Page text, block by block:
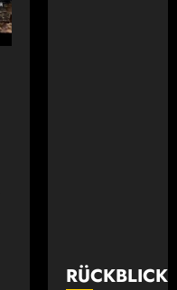
RÜCKBLICK